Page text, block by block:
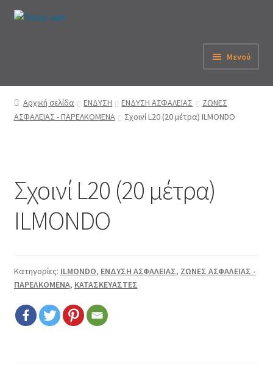
Απευθείας
Μετάβαση
Μενού
Αρχική
Εταιρεία
Λογαριασμός
Καλάθι
Επικοινωνία
Όροι χρήσης
Αρχική σελίδα ΕΝΔΥΣΗ ΕΝΔΥΣΗ ΑΣΦΑΛΕΙΑΣ
ΖΩΝΕΣ
ΑΣΦΑΛΕΙΑΣ - ΠΑΡΕΛΚΟΜΕΝΑ
Σχοινί L20 (20 μέτρα) ILMONDO
Σχοινί L20 (20 μέτρα)
ILMONDO
Κατηγορίες: ILMONDO, ΕΝΔΥΣΗ ΑΣΦΑΛΕΙΑΣ, ΖΩΝΕΣ ΑΣΦΑΛΕΙΑΣ -
ΠΑΡΕΛΚΟΜΕΝΑ, ΚΑΤΑΣΚΕΥΑΣΤΕΣ